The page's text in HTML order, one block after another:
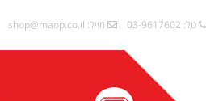
טל: 03-9617602 מייל: shop@maop.co.il